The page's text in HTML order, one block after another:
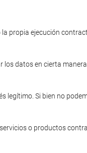
propia ejecución
datos en cierta
legítimo. Si bien no
o productos